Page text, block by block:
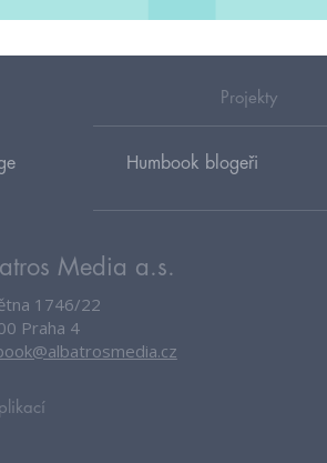
Projekty
Humbook blogeři
Media a.s.
1746/22
Praha 4